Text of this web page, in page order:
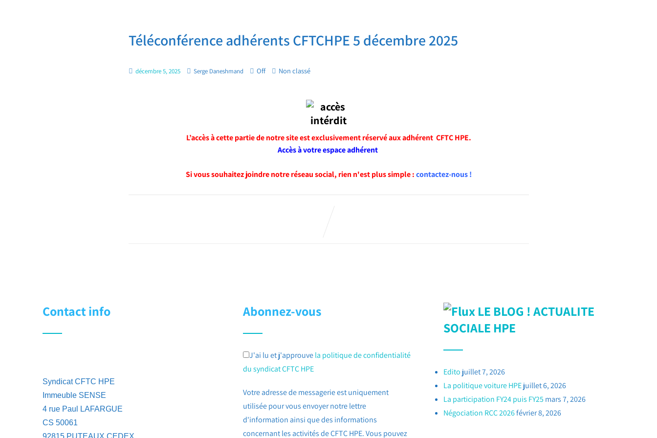
Téléconférence adhérents CFTCHPE 5 décembre 2025
décembre 5, 2025 Serge Daneshmand Off Non classé
L’accès à cette partie de notre site est exclusivement réservé aux adhérent CFTC HPE.
Accès à votre espace adhérent
Si vous souhaitez joindre notre réseau social, rien n'est plus simple :contactez-nous !
Contact info
Syndicat CFTC HPE
Immeuble SENSE
4 rue Paul LAFARGUE
CS 50061
92815 PUTEAUX CEDEX
Abonnez-vous
J'ai lu et j'approuvela politique de confidentialité
du syndicat CFTC HPE
Votre adresse de messagerie est uniquement
utilisée pour vous envoyer notre lettre
d'information ainsi que des informations
concernant les activités de CFTC HPE. Vous pouvez
LE BLOG ! ACTUALITE
SOCIALE HPE
Edito juillet 7, 2026
La politique voiture HPEjuillet 6, 2026
La participation FY24 puis FY25 mars 7, 2026
Négociation RCC 2026février 8, 2026